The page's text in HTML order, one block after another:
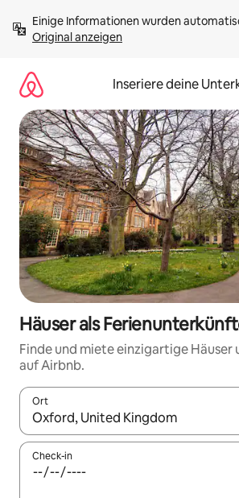
Inhalten
springenOriginal anzeigen
Inseriere deine
Häuser als
Finde und miete einzigartige Häuser
auf Airbnb.
Ort
Wenn Ergebnisse verfügbar sind,
Check-in